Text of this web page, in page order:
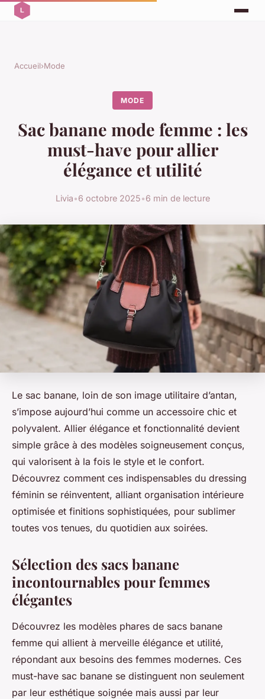
Accueil›Mode
MODE
Sac banane mode femme : les
must-have pour allier
élégance et utilité
Livia•6 octobre 2025•6 min de lecture
Le sac banane, loin de son image utilitaire d’antan,
s’impose aujourd’hui comme un accessoire chic et
polyvalent. Allier élégance et fonctionnalité devient
simple grâce à des modèles soigneusement conçus,
qui valorisent à la fois le style et le confort.
Découvrez comment ces indispensables du dressing
féminin se réinventent, alliant organisation intérieure
optimisée et finitions sophistiquées, pour sublimer
toutes vos tenues, du quotidien aux soirées.
Sélection des sacs banane
incontournables pour femmes
élégantes
Découvrez les modèles phares de sacs banane
femme qui allient à merveille élégance et utilité,
répondant aux besoins des femmes modernes. Ces
must-have sac banane se distinguent non seulement
par leur esthétique soignée mais aussi par leur